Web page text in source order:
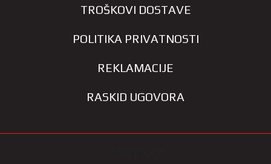
TROŠKOVI DOSTAVE
POLITIKA PRIVATNOSTI
REKLAMACIJE
RASKID UGOVORA